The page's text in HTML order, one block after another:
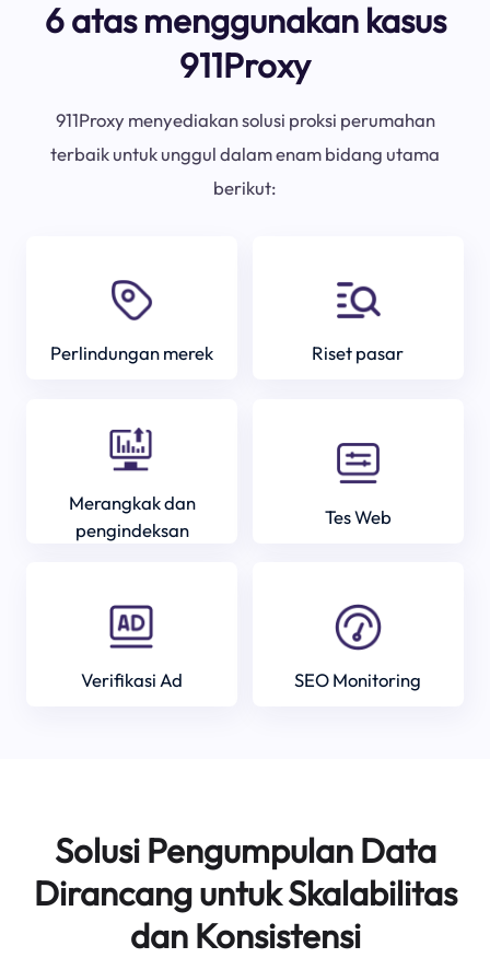
6 atas menggunakan kasus
911Proxy
911Proxy menyediakan solusi proksi perumahan
terbaik untuk unggul dalam enam bidang utama
berikut:
Perlindungan merek Riset pasar
Merangkak dan
pengindeksan
Tes Web
Verifikasi Ad SEO Monitoring
Solusi Pengumpulan Data
Dirancang untuk Skalabilitas
dan Konsistensi